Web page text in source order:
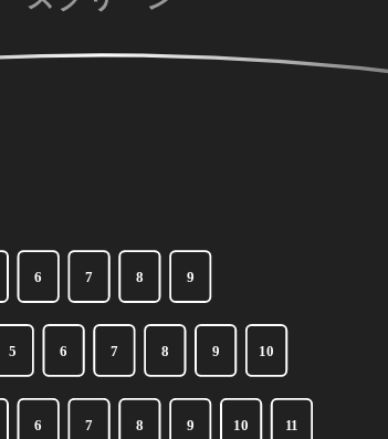
6 7 8 9
5 6 7 8 9 10
6 7 8 9 10 11